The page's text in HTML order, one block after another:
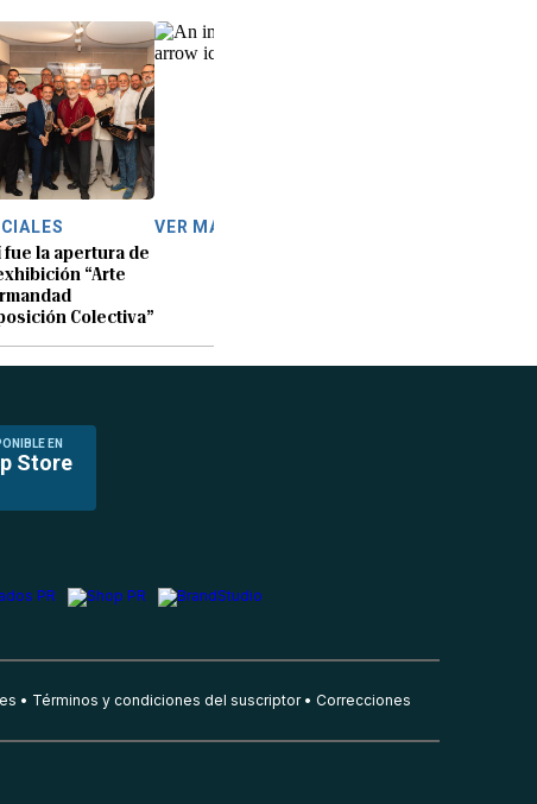
fue la apertura de
“Arte
Colectiva”
VER MÁS
EN
Store
Términos y condiciones del suscriptor Correcciones